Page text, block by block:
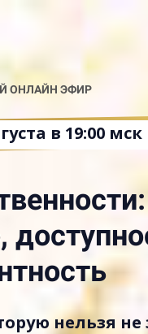
ОНЛАЙН ЭФИР
в 19:00 мск
нельзя не